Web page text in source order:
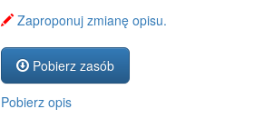
Zaproponuj zmianę opisu.
Pobierz zasób
Pobierz opis